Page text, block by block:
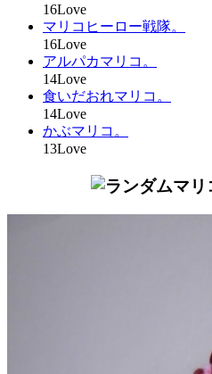
16Love
マリコヒーロー戦隊。
16Love
アルパカマリコ。
14Love
食いだおれマリコ。
14Love
かぶマリコ。
13Love